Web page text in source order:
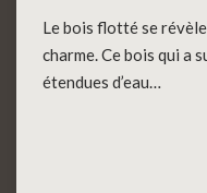
Le bois flotté se
charme. Ce bois qui a
étendues d’eau…